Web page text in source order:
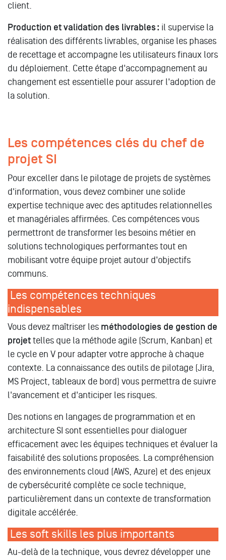
client.
Production et validation des livrables : il supervise la
réalisation des différents livrables, organise les phases
de recettage et accompagne les utilisateurs finaux lors
du déploiement. Cette étape d'accompagnement au
changement est essentielle pour assurer l'adoption de
la solution.
Les compétences clés du chef de
projet SI
Pour exceller dans le pilotage de projets de systèmes
d'information, vous devez combiner une solide
expertise technique avec des aptitudes relationnelles
et managériales affirmées. Ces compétences vous
permettront de transformer les besoins métier en
solutions technologiques performantes tout en
mobilisant votre équipe projet autour d'objectifs
communs.
Les compétences techniques
indispensables
Vous devez maîtriser les méthodologies de gestion de
projet telles que la méthode agile (Scrum, Kanban) et
le cycle en V pour adapter votre approche à chaque
contexte. La connaissance des outils de pilotage (Jira,
MS Project, tableaux de bord) vous permettra de suivre
l'avancement et d'anticiper les risques.
Des notions en langages de programmation et en
architecture SI sont essentielles pour dialoguer
efficacement avec les équipes techniques et évaluer la
faisabilité des solutions proposées. La compréhension
des environnements cloud (AWS, Azure) et des enjeux
de cybersécurité complète ce socle technique,
particulièrement dans un contexte de transformation
digitale accélérée.
Les soft skills les plus importants
Au-delà de la technique, vous devrez développer une